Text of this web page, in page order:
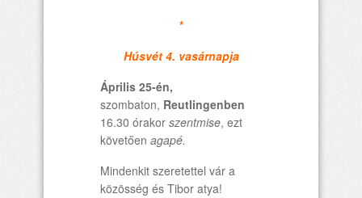
*
Húsvét 4. vasárnapja
Április 25-én,
szombaton, Reutlingenben
16.30 órakor szentmise, ezt
követően agapé.
Mindenkit szeretettel vár a
közösség és Tibor atya!